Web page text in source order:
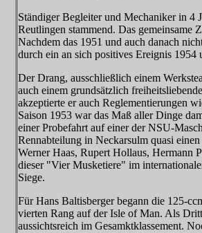
Ständiger Begleiter und Mechaniker in 4
Reutlingen stammend. Das gemeinsame
Nachdem das 1951 und auch danach
durch ein an sich positives Ereignis 1954
Der Drang, ausschließlich einem
auch einem grundsätzlich
akzeptierte er auch Reglementierungen
Saison 1953 war das Maß aller Dinge
einer Probefahrt auf einer der NSU-
Rennabteilung in Neckarsulm quasi
Werner Haas, Rupert Hollaus, Hermann
dieser "Vier Musketiere" im
Siege.
Für Hans Baltisberger begann die 125-
vierten Rang auf der Isle of Man. Als
aussichtsreich im Gesamktklassement.